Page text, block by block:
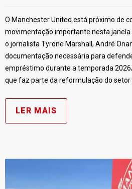
O Manchester United está próximo de
movimentação importante nesta
o jornalista Tyrone Marshall, André
documentação necessária para
empréstimo durante a temporada
que faz parte da reformulação do setor
LER MAIS